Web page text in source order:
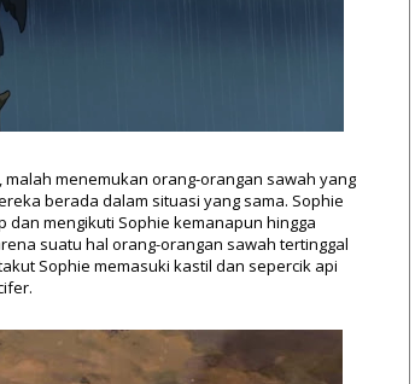
menemukan orang-orangan sawah yang
berada dalam situasi yang sama. Sophie
mengikuti Sophie kemanapun hingga
suatu hal orang-orangan sawah tertinggal
Sophie memasuki kastil dan sepercik api